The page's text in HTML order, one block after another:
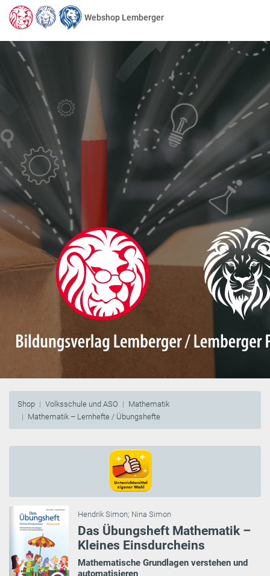
Webshop Lemberger
Shop Volksschule und ASO
Mathematik
Mathematik – Lernhefte / Übungshefte
Hendrik Simon; Nina Simon
Das Übungsheft Mathematik –
Kleines Einsdurcheins
Mathematische Grundlagen verstehen und
automatisieren